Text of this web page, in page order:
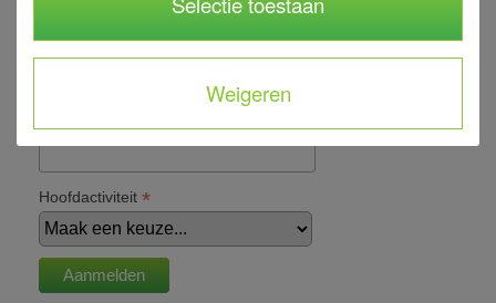
E-mailadres*
*
Hoofdactiviteit *
Weigeren